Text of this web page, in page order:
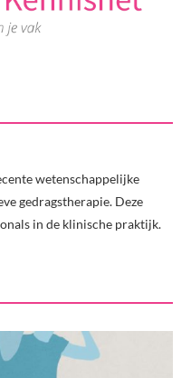
wetenschappelijke
gedragstherapie. Deze
in de klinische praktijk.